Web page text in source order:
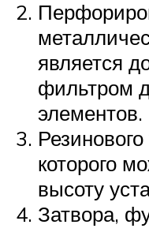
является
фильтром
элементов.
которого
высоту
Затвора,